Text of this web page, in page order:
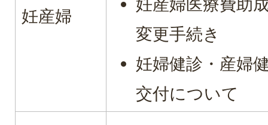
妊産婦
妊産婦医療費助
変更手続き
妊婦健診・産婦
交付について